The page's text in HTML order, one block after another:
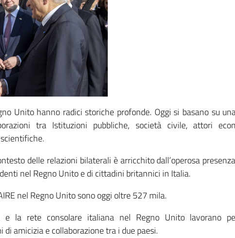
Unito hanno radici storiche profonde. Oggi si basano su
tra Istituzioni pubbliche, società civile, attori
delle relazioni bilaterali è arricchito dall’operosa
nel Regno Unito e di cittadini britannici in Italia.
nel Regno Unito sono oggi oltre 527 mila.
e la rete consolare italiana nel Regno Unito lavorano
amicizia e collaborazione tra i due paesi.